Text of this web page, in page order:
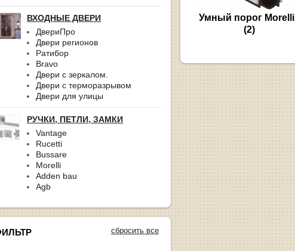
ВХОДНЫЕ ДВЕРИ
ДвериПро
Двери регионов
Ратибор
Bravo
Двери с зеркалом.
Двери с терморазрывом
Двери для улицы
РУЧКИ, ПЕТЛИ, ЗАМКИ
Vantage
Rucetti
Bussare
Morelli
Adden bau
Agb
сбросить все
Умный порог Morelli
(2)